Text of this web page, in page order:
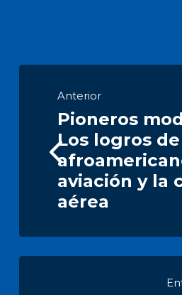
Anterior
Pioneros
Los logros
aviación y la
aérea